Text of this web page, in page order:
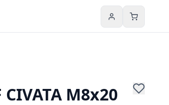
HesabımSepetim
CIVATA M8x20